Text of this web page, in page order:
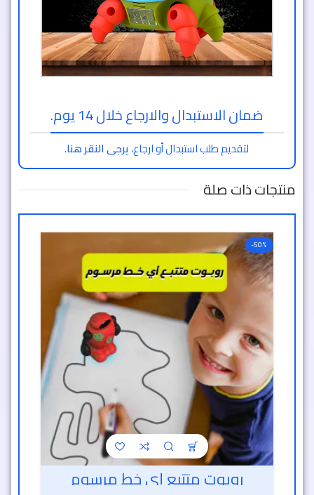
ضمان الاستبدال والارجاع خلال 14 يوم.
لتقديم طلب استبدال أو ارجاع،يرجى النقر هنا.
منتجات ذات صلة
-50%
روبوت متتبع أي خط مرسوم